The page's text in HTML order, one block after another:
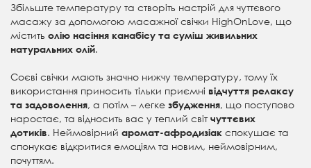
Збільште температуру та створіть настрій для чуттєвого
масажу за допомогою масажної свічки HighOnLove, що
містить олію насіння канабісу та суміш живильних
натуральних олій.
Соєві свічки мають значно нижчу температуру, тому їх
використання приносить тільки приємні відчуття релаксу
та задоволення, а потім – легке збудження, що поступово
наростає, та відносить вас у теплий світчуттєвих
дотиків. Неймовірний аромат-афродизіак спокушає та
спонукає відкритися емоціям та новим, неймовірним,
почуттям.